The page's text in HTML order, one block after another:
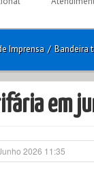
Imprensa / Bandeira
em
2026 11:35